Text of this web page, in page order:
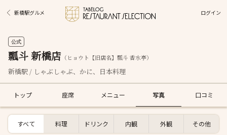
新橋駅グルメ ログイン
公式
瓢斗 新橋店 （ヒョウト【旧店名】瓢斗 香水亭）
新橋駅 / しゃぶしゃぶ、かに、日本料理
トップ 座席 メニュー 写真 口コミ
すべて 料理 ドリンク 内観 外観 その他